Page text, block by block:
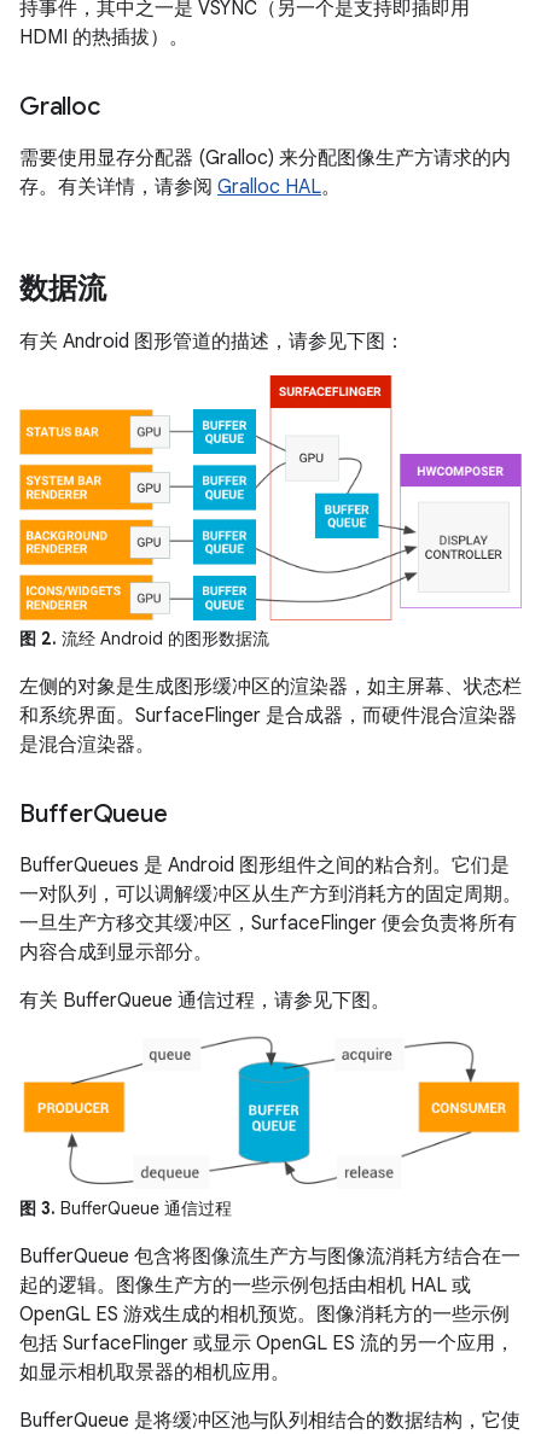
持事件，其中之一是 VSYNC（另一个是支持即插即用
HDMI 的热插拔）。
Gralloc
需要使用显存分配器 (Gralloc) 来分配图像生产方请求的内
存。有关详情，请参阅 Gralloc HAL。
数据流
有关 Android 图形管道的描述，请参见下图：
图 2. 流经 Android 的图形数据流
左侧的对象是生成图形缓冲区的渲染器，如主屏幕、状态栏
和系统界面。SurfaceFlinger 是合成器，而硬件混合渲染器
是混合渲染器。
BufferQueue
BufferQueues 是 Android 图形组件之间的粘合剂。它们是
一对队列，可以调解缓冲区从生产方到消耗方的固定周期。
一旦生产方移交其缓冲区，SurfaceFlinger 便会负责将所有
内容合成到显示部分。
有关 BufferQueue 通信过程，请参见下图。
图 3. BufferQueue 通信过程
BufferQueue 包含将图像流生产方与图像流消耗方结合在一
起的逻辑。图像生产方的一些示例包括由相机 HAL 或
OpenGL ES 游戏生成的相机预览。图像消耗方的一些示例
包括 SurfaceFlinger 或显示 OpenGL ES 流的另一个应用，
如显示相机取景器的相机应用。
BufferQueue 是将缓冲区池与队列相结合的数据结构，它使